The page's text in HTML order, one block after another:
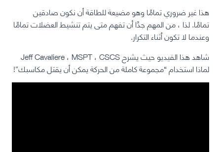
هذا غير ضروري تمامًا وهو مضيعة للطاقة أن نكون صادقين
تمامًا. لذا ، من المهم جدًا أن تفهم متى يتم تنشيط العضلات تمامًا
وعندما لا تكون أثناء التكرار.
شاهد هذا الفيديو حيث يشرح Jeff Cavaliere ، MSPT ، CSCS
لماذا استخدام “مجموعة كاملة من الحركة يمكن أن يقتل مكاسبك”!